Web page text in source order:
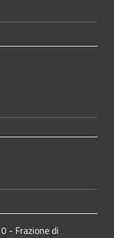
- Frazione di